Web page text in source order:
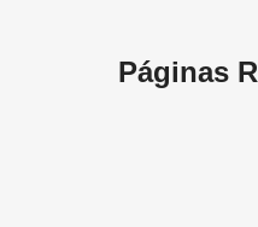
Páginas